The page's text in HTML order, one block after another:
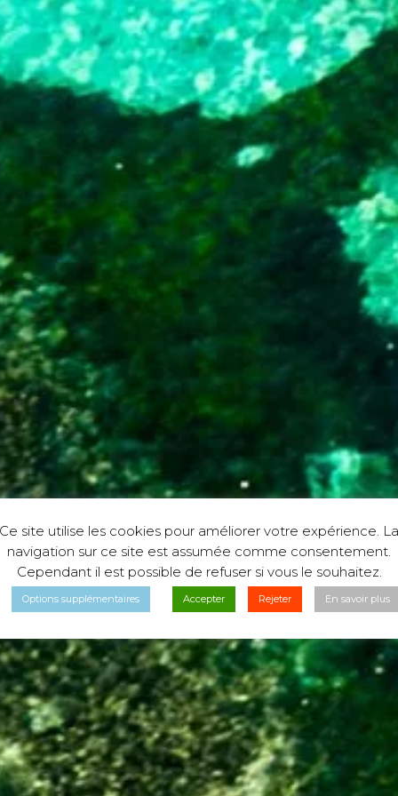
Ce site utilise les cookies pour améliorer votre expérience. La
navigation sur ce site est assumée comme consentement.
Cependant il est possible de refuser si vous le souhaitez.
Options supplémentaires Accepter Rejeter En savoir plus